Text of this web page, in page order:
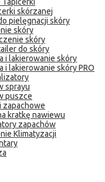
skórzanej
pielęgnacji skóry
skóry
skóry
do skóry
i lakierowanie skóry
i lakierowanie skóry PRO
sprayu
puszce
zapachowe
kratkę nawiewu
zapachów
Klimatyzacji